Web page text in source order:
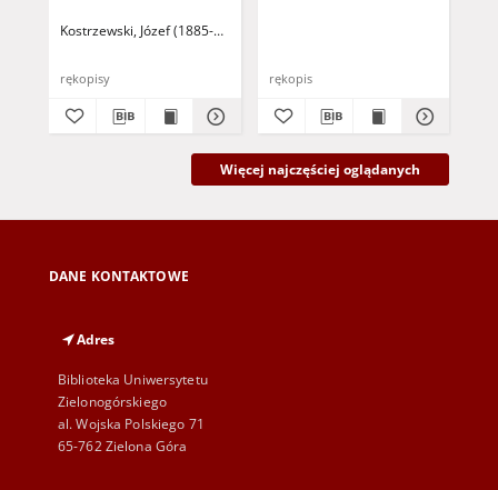
Kostrzewski, Józef (1885-1969]
rękopisy rękopis
Więcej najczęściej oglądanych
DANE KONTAKTOWE
Adres
Biblioteka Uniwersytetu
Zielonogórskiego
al. Wojska Polskiego 71
65-762 Zielona Góra